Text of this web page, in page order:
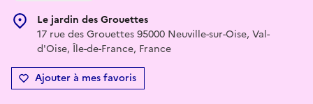
Le jardin des Grouettes
17 rue des Grouettes 95000 Neuville-sur-Oise, Val-
d'Oise, Île-de-France, France
Ajouter à mes favoris